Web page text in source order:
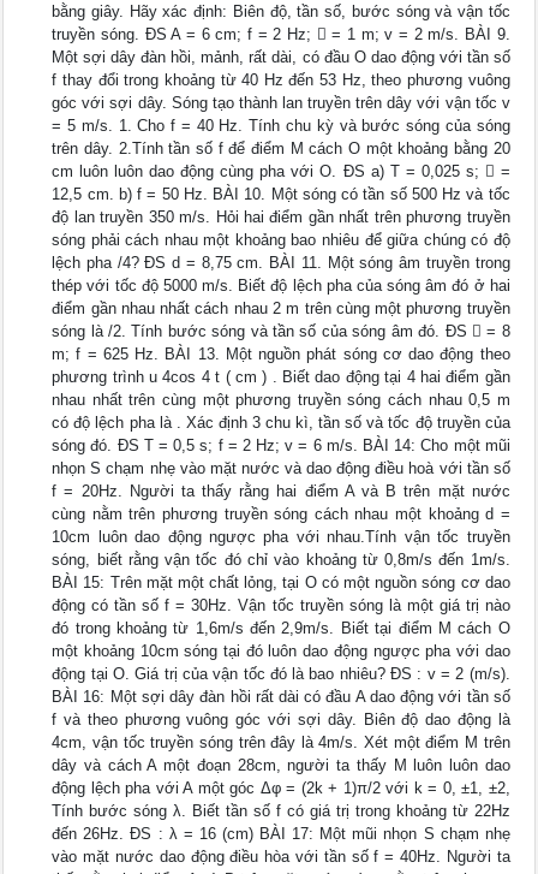
bằng giây. Hãy xác định: Biên độ, tần số, bước sóng và vận tốc
truyền sóng. ĐS A = 6 cm; f = 2 Hz;  = 1 m; v = 2 m/s. BÀI 9.
Một sợi dây đàn hồi, mảnh, rất dài, có đầu O dao động với tần số
f thay đổi trong khoảng từ 40 Hz đến 53 Hz, theo phương vuông
góc với sợi dây. Sóng tạo thành lan truyền trên dây với vận tốc v
= 5 m/s. 1. Cho f = 40 Hz. Tính chu kỳ và bước sóng của sóng
trên dây. 2.Tính tần số f để điểm M cách O một khoảng bằng 20
cm luôn luôn dao động cùng pha với O. ĐS a) T = 0,025 s;  =
12,5 cm. b) f = 50 Hz. BÀI 10. Một sóng có tần số 500 Hz và tốc
độ lan truyền 350 m/s. Hỏi hai điểm gần nhất trên phương truyền
sóng phải cách nhau một khoảng bao nhiêu để giữa chúng có độ
lệch pha /4? ĐS d = 8,75 cm. BÀI 11. Một sóng âm truyền trong
thép với tốc độ 5000 m/s. Biết độ lệch pha của sóng âm đó ở hai
điểm gần nhau nhất cách nhau 2 m trên cùng một phương truyền
sóng là /2. Tính bước sóng và tần số của sóng âm đó. ĐS  = 8
m; f = 625 Hz. BÀI 13. Một nguồn phát sóng cơ dao động theo
phương trình u 4cos 4 t ( cm ) . Biết dao động tại 4 hai điểm gần
nhau nhất trên cùng một phương truyền sóng cách nhau 0,5 m
có độ lệch pha là . Xác định 3 chu kì, tần số và tốc độ truyền của
sóng đó. ĐS T = 0,5 s; f = 2 Hz; v = 6 m/s. BÀI 14: Cho một mũi
nhọn S chạm nhẹ vào mặt nước và dao động điều hoà với tần số
f = 20Hz. Người ta thấy rằng hai điểm A và B trên mặt nước
cùng nằm trên phương truyền sóng cách nhau một khoảng d =
10cm luôn dao động ngược pha với nhau.Tính vận tốc truyền
sóng, biết rằng vận tốc đó chỉ vào khoảng từ 0,8m/s đến 1m/s.
BÀI 15: Trên mặt một chất lỏng, tại O có một nguồn sóng cơ dao
động có tần số f = 30Hz. Vận tốc truyền sóng là một giá trị nào
đó trong khoảng từ 1,6m/s đến 2,9m/s. Biết tại điểm M cách O
một khoảng 10cm sóng tại đó luôn dao động ngược pha với dao
động tại O. Giá trị của vận tốc đó là bao nhiêu? ĐS : v = 2 (m/s).
BÀI 16: Một sợi dây đàn hồi rất dài có đầu A dao động với tần số
f và theo phương vuông góc với sợi dây. Biên độ dao động là
4cm, vận tốc truyền sóng trên đây là 4m/s. Xét một điểm M trên
dây và cách A một đoạn 28cm, người ta thấy M luôn luôn dao
động lệch pha với A một góc Δφ = (2k + 1)π/2 với k = 0, ±1, ±2,
Tính bước sóng λ. Biết tần số f có giá trị trong khoảng từ 22Hz
đến 26Hz. ĐS : λ = 16 (cm) BÀI 17: Một mũi nhọn S chạm nhẹ
vào mặt nước dao động điều hòa với tần số f = 40Hz. Người ta